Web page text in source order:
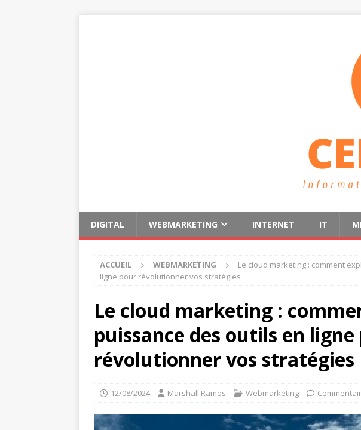
DIGITAL WEBMARKETING INTERNET IT
ACCUEIL WEBMARKETING
Le cloud marketing : comment
ligne pour révolutionner vos stratégies
Le cloud marketing :
puissance des outils en
révolutionner vos stratégies
12/08/2024 Marshall Ramos Webmarketing